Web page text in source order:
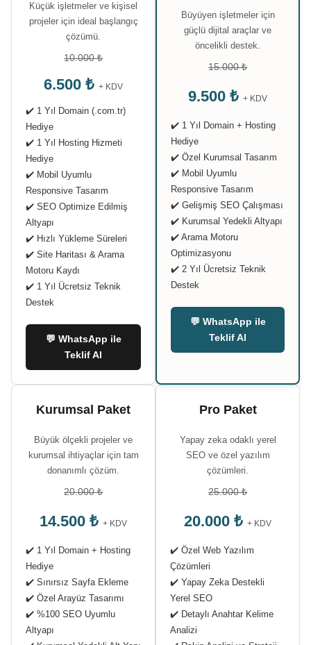
Küçük işletmeler ve kişisel
projeler için ideal başlangıç
çözümü.
10.000 ₺
6.500 ₺ + KDV
✔️ 1 Yıl Domain (.com.tr)
Hediye
✔️ 1 Yıl Hosting Hizmeti
Hediye
✔️ Mobil Uyumlu
Responsive Tasarım
✔️ SEO Optimize Edilmiş
Altyapı
✔️ Hızlı Yükleme Süreleri
✔️ Site Haritası & Arama
Motoru Kaydı
✔️ 1 Yıl Ücretsiz Teknik
Destek
💬 WhatsApp ile
Teklif Al
Büyüyen işletmeler için
güçlü dijital araçlar ve
öncelikli destek.
15.000 ₺
9.500 ₺ + KDV
✔️ 1 Yıl Domain + Hosting
Hediye
✔️ Özel Kurumsal Tasarım
✔️ Mobil Uyumlu
Responsive Tasarım
✔️ Gelişmiş SEO Çalışması
✔️ Kurumsal Yedekli Altyapı
✔️ Arama Motoru
Optimizasyonu
✔️ 2 Yıl Ücretsiz Teknik
Destek
💬 WhatsApp ile
Teklif Al
Kurumsal Paket
Büyük ölçekli projeler ve
kurumsal ihtiyaçlar için tam
donanımlı çözüm.
20.000 ₺
14.500 ₺ + KDV
✔️ 1 Yıl Domain + Hosting
Hediye
✔️ Sınırsız Sayfa Ekleme
✔️ Özel Arayüz Tasarımı
✔️ %100 SEO Uyumlu
Altyapı
Pro Paket
Yapay zeka odaklı yerel
SEO ve özel yazılım
çözümleri.
25.000 ₺
20.000 ₺ + KDV
✔️ Özel Web Yazılım
Çözümleri
✔️ Yapay Zeka Destekli
Yerel SEO
✔️ Detaylı Anahtar Kelime
Analizi